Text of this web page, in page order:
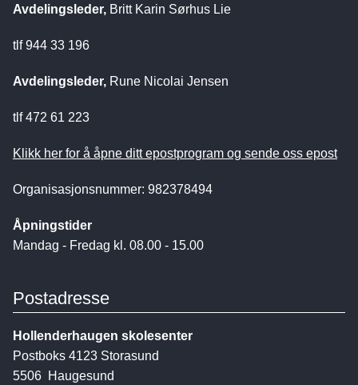
Avdelingsleder, Britt Karin Sørhus Lie
tlf 944 33 196
Avdelingsleder, Rune Nicolai Jensen
tlf 472 61 223
Klikk her for å åpne ditt epostprogram og sende oss epost
Organisasjonsnummer: 982378494
Åpningstider
Mandag - Fredag kl. 08.00 - 15.00
Postadresse
Hollenderhaugen skolesenter
Postboks 4123 Storasund
5506 Haugesund